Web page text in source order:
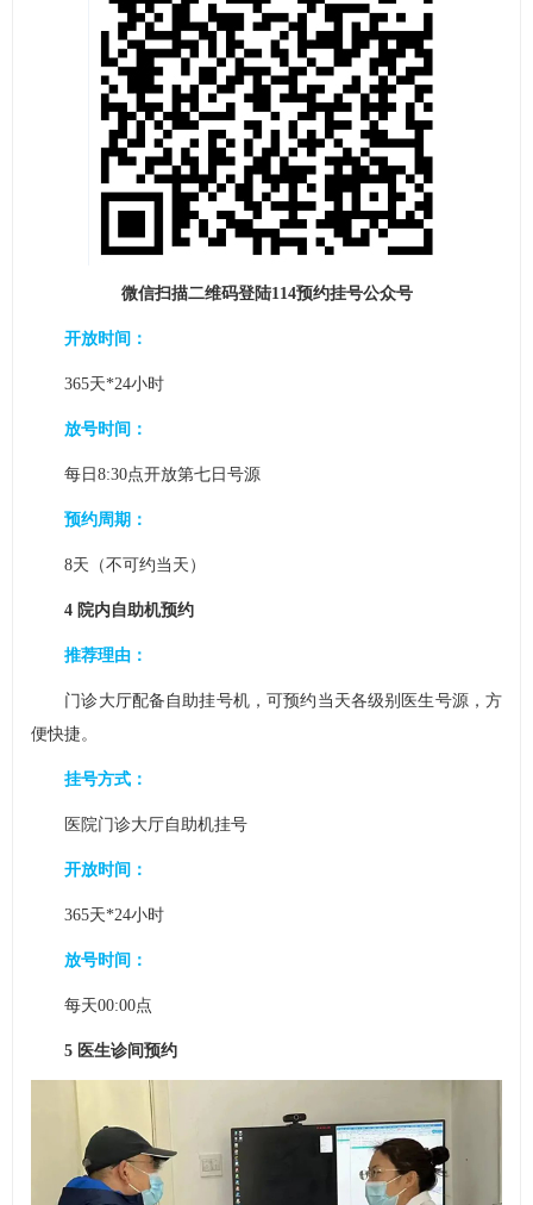
微信扫描二维码登陆114预约挂号公众号
开放时间：
365天*24小时
放号时间：
每日8:30点开放第七日号源
预约周期：
8天（不可约当天）
4 院内自助机预约
推荐理由：
门诊大厅配备自助挂号机，可预约当天各级别医生号源，方
便快捷。
挂号方式：
医院门诊大厅自助机挂号
开放时间：
365天*24小时
放号时间：
每天00:00点
5 医生诊间预约